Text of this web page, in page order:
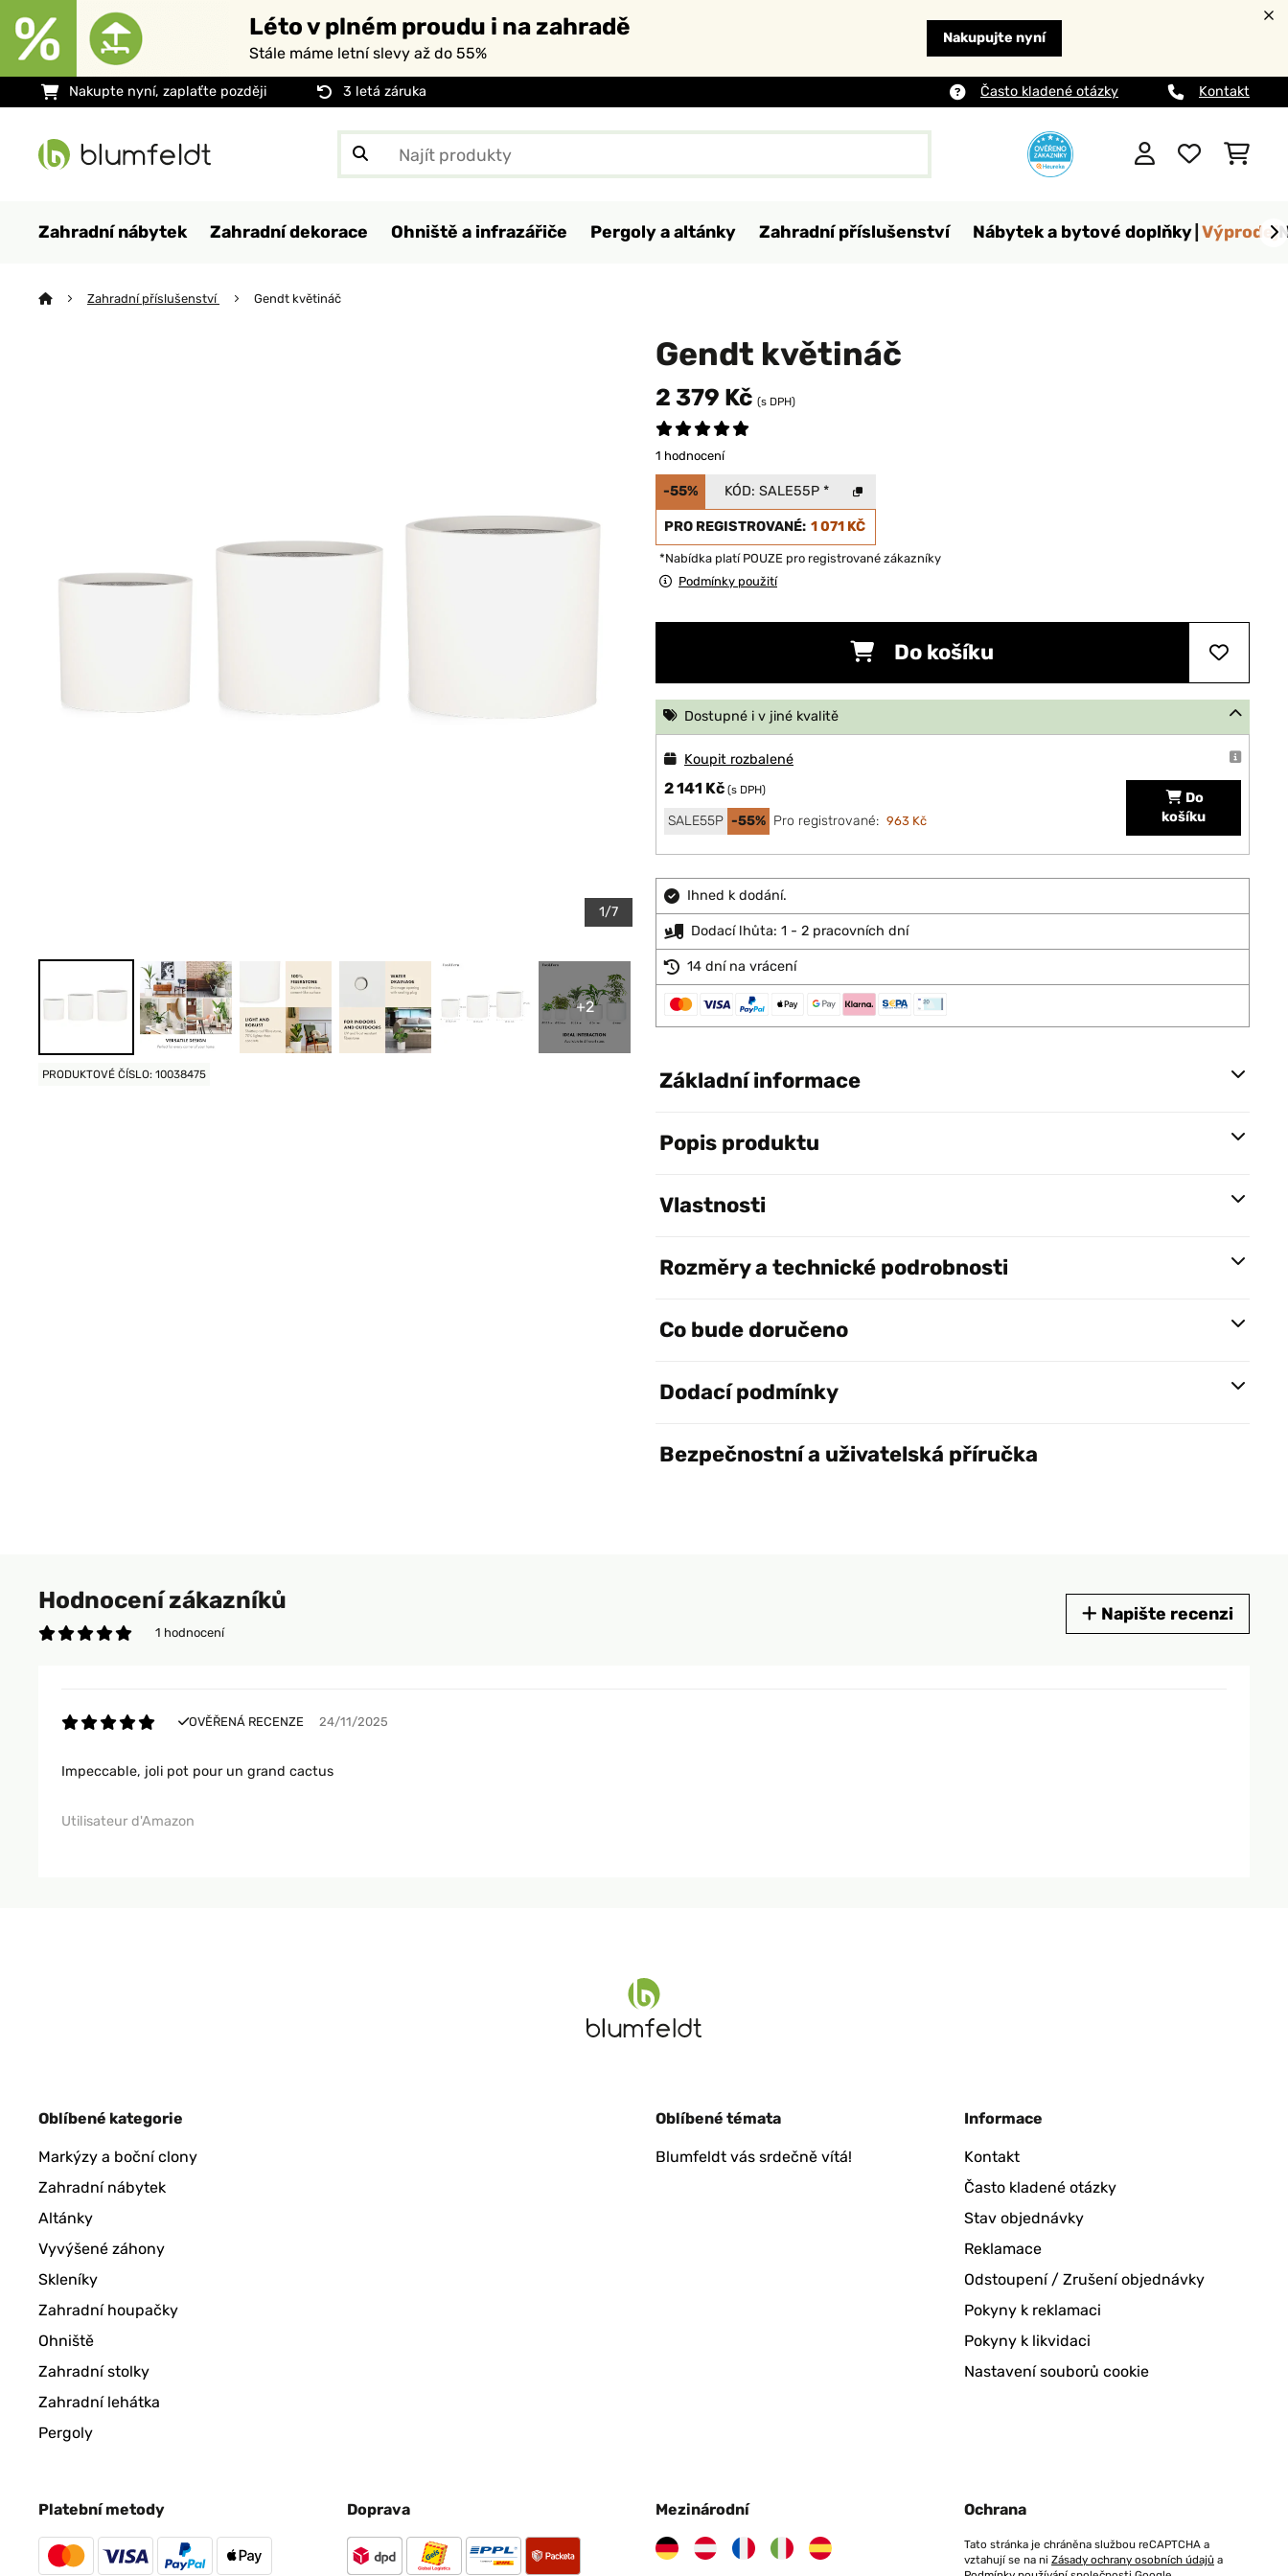
Léto v plném proudu i na zahradě
Stále máme letní slevy až do 55%
Nakupujte nyní
Nakupte nyní, zaplaťte později 3 letá záruka Často kladené otázky Kontakt
Zahradní nábytek Zahradní dekorace Ohniště a infrazářiče Pergoly a altánky Zahradní příslušenství Nábytek a bytové doplňky Výprodej
Zahradní příslušenství Gendt květináč
1/7
+2
PRODUKTOVÉ ČÍSLO: 10038475
Gendt květináč
2 379 Kč (s DPH)
1 hodnocení
-55% KÓD: SALE55P*
PRO REGISTROVANÉ: 1 071 KČ
*Nabídka platí POUZE pro registrované zákazníky
Podmínky použití
Do košíku
Dostupné i v jiné kvalitě
Koupit rozbalené
2 141 Kč (s DPH)
SALE55P -55% Pro registrované: 963 Kč
Do
košíku
Ihned k dodání.
Dodací lhůta: 1 - 2 pracovních dní
14 dní na vrácení
Základní informace
Popis produktu
Vlastnosti
Rozměry a technické podrobnosti
Co bude doručeno
Dodací podmínky
Bezpečnostní a uživatelská příručka
Hodnocení zákazníků
1 hodnocení
Napište recenzi
OVĚŘENÁ RECENZE 24/11/2025
Impeccable, joli pot pour un grand cactus
Utilisateur d'Amazon
Oblíbené kategorie
Markýzy a boční clony
Zahradní nábytek
Altánky
Vyvýšené záhony
Skleníky
Zahradní houpačky
Ohniště
Zahradní stolky
Zahradní lehátka
Pergoly
Oblíbené témata
Blumfeldt vás srdečně vítá!
Informace
Kontakt
Často kladené otázky
Stav objednávky
Reklamace
Odstoupení / Zrušení objednávky
Pokyny k reklamaci
Pokyny k likvidaci
Nastavení souborů cookie
Platební metody Doprava Mezinárodní Ochrana
Tato stránka je chráněna službou reCAPTCHA a
vztahují se na ni Zásady ochrany osobních údajů a